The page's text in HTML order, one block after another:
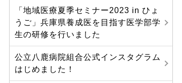
「地域医療夏季セミナー2023 in ひょ
うご」兵庫県養成医を目指す医学部学
生の研修を行いました
公立八鹿病院組合公式インスタグラム
はじめました！